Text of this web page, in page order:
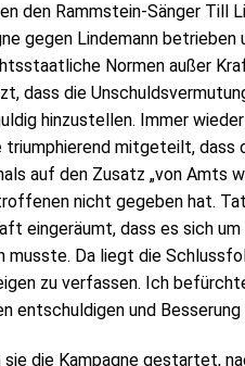
den Rammstein-Sänger Till
gegen Lindemann
Normen außer
dass die
hinzustellen. Immer
triumphierend mitgeteilt,
auf den Zusatz „von Amts
nicht gegeben hat.
eingeräumt, dass es sich
musste. Da liegt die
zu verfassen. Ich
entschuldigen und Besserung
sie die Kampagne gestartet,